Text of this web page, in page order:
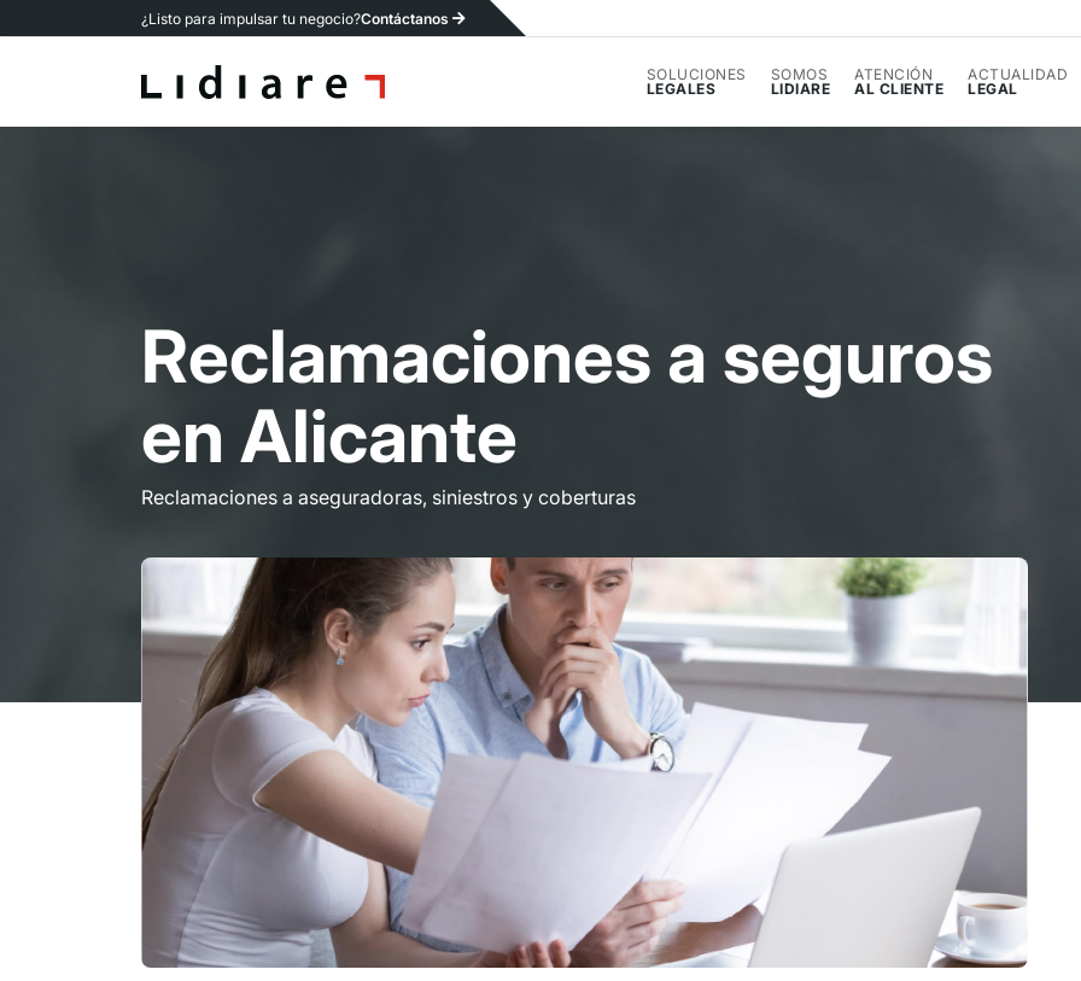
¿Listo para impulsar tu negocio?Contáctanos
SOLUCIONES
LEGALES
SOMOS
LIDIARE
ATENCIÓN
AL CLIENTE
ACTUALIDAD
LEGAL
Reclamaciones a seguros
en Alicante
Reclamaciones a aseguradoras, siniestros y coberturas